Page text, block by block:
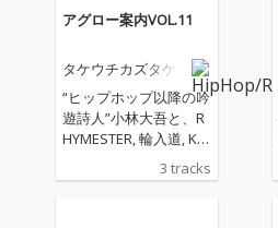
アグロー案内VOL.11
タケウチカズタケ
“ヒップホップ以降の吟
遊詩人”小林大吾と、R
HYMESTER, 輪入道, KE
N THE 390等のHIPHOP
アーティストのサポー
3 tracks